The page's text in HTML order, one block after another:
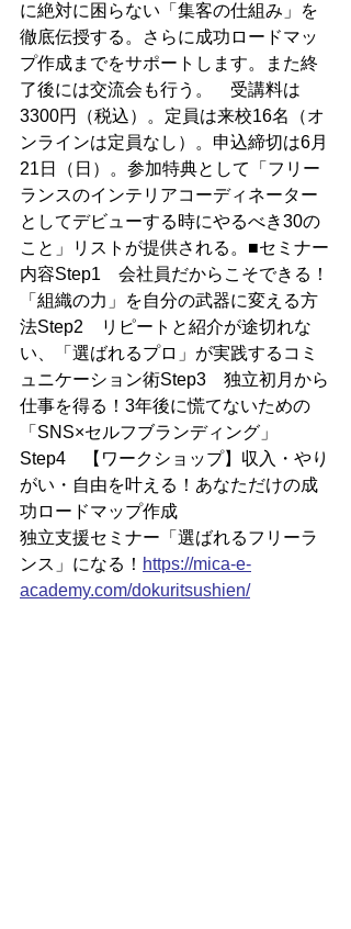
に絶対に困らない「集客の仕組み」を
徹底伝授する。さらに成功ロードマッ
プ作成までをサポートします。また終
了後には交流会も行う。　受講料は
3300円（税込）。定員は来校16名（オ
ンラインは定員なし）。申込締切は6月
21日（日）。参加特典として「フリー
ランスのインテリアコーディネーター
としてデビューする時にやるべき30の
こと」リストが提供される。■セミナー
内容Step1　会社員だからこそできる！
「組織の力」を自分の武器に変える方
法Step2　リピートと紹介が途切れな
い、「選ばれるプロ」が実践するコミ
ュニケーション術Step3　独立初月から
仕事を得る！3年後に慌てないための
「SNS×セルフブランディング」
Step4　【ワークショップ】収入・やり
がい・自由を叶える！あなただけの成
功ロードマップ作成
独立支援セミナー「選ばれるフリーラ
ンス」になる！ https://mica-e-
academy.com/dokuritsushien/